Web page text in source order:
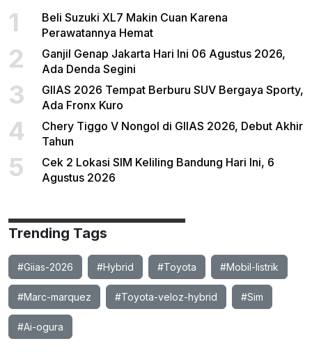
1
Beli Suzuki XL7 Makin Cuan Karena
Perawatannya Hemat
2
Ganjil Genap Jakarta Hari Ini 06 Agustus 2026,
Ada Denda Segini
3
GIIAS 2026 Tempat Berburu SUV Bergaya Sporty,
Ada Fronx Kuro
4
Chery Tiggo V Nongol di GIIAS 2026, Debut Akhir
Tahun
5
Cek 2 Lokasi SIM Keliling Bandung Hari Ini, 6
Agustus 2026
Trending Tags
#Giias-2026 #Hybrid #Toyota #Mobil-listrik
#Marc-marquez #Toyota-veloz-hybrid #Sim
#Ai-ogura